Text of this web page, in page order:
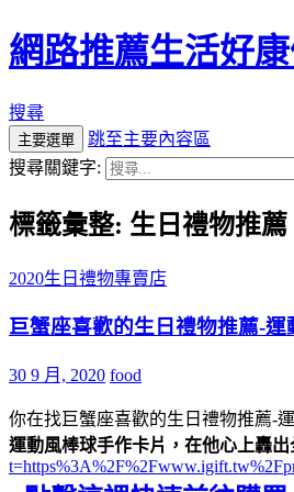
網路推薦生活好
搜尋
主要選單
跳至主要內容區
搜尋關鍵字:
標籤彙整: 生日禮物推薦
2020生日禮物專賣店
巨蟹座喜歡的生日禮物推薦-
30 9 月, 2020 food
你在找巨蟹座喜歡的生日禮物推薦-
運動風棒球手作卡片，在他心上轟